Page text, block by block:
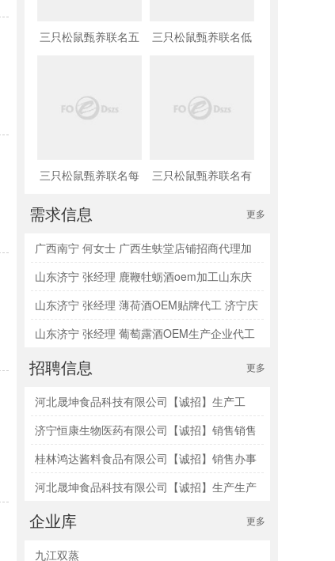
三只松鼠甄养联名五
三只松鼠甄养联名低
三只松鼠甄养联名每
250ml*12盒木盒装
三只松鼠甄养联名有
更多
需求信息
广西南宁 何女士 广西生蚨堂店铺招商代理加
盟
山东济宁 张经理 鹿鞭牡蛎酒oem加工山东庆
葆堂
山东济宁 张经理 薄荷酒OEM贴牌代工 济宁庆
葆堂生物
山东济宁 张经理 葡萄露酒OEM生产企业代工
厂
更多
招聘信息
河北晟坤食品科技有限公司【诚招】生产工
程、机械师
济宁恒康生物医药有限公司【诚招】销售销售
总监/营销总监
桂林鸿达酱料食品有限公司【诚招】销售办事
处经理/首席代表
河北晟坤食品科技有限公司【诚招】生产生产
经理/车间主任
更多
企业库
九江双蒸